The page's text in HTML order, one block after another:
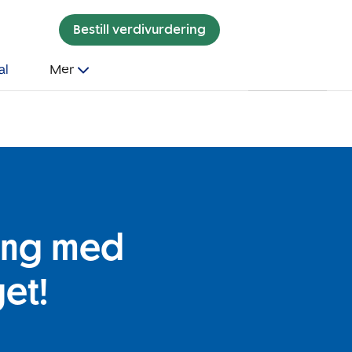
Bestill verdivurdering
Mer
med